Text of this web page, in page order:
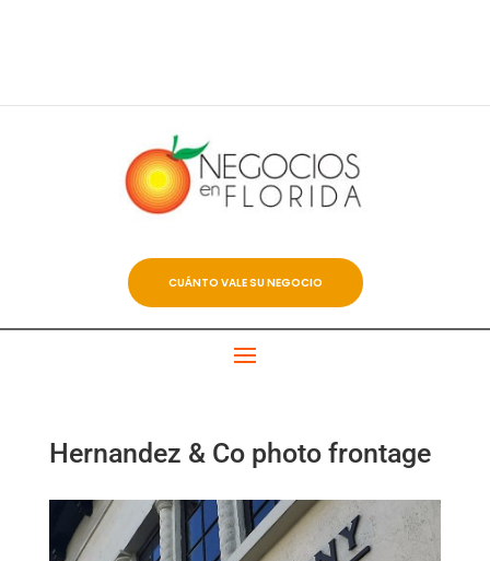
CUÁNTO VALE SU NEGOCIO
Hernandez & Co photo frontage